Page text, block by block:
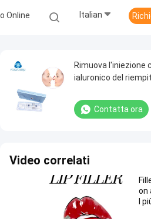
Online Italian
Rimuova l'iniezione
ialuronico del
Fosyderm della
atomici incrociati ha
Contatta ora
Video correlati
on
l